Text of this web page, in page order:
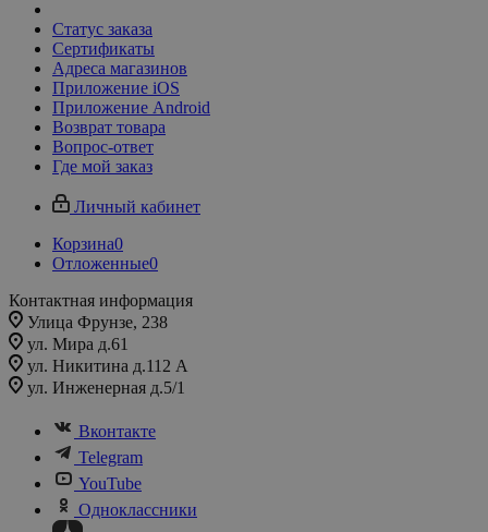
Статус заказа
Сертификаты
Адреса магазинов
Приложение iOS
Приложение Android
Возврат товара
Вопрос-ответ
Где мой заказ
Личный кабинет
Корзина0
Отложенные0
Контактная информация
Улица Фрунзе, 238​
ул. Мира д.61
ул. Никитина д.112 А
ул. Инженерная д.5/1
Вконтакте
Telegram
YouTube
Одноклассники